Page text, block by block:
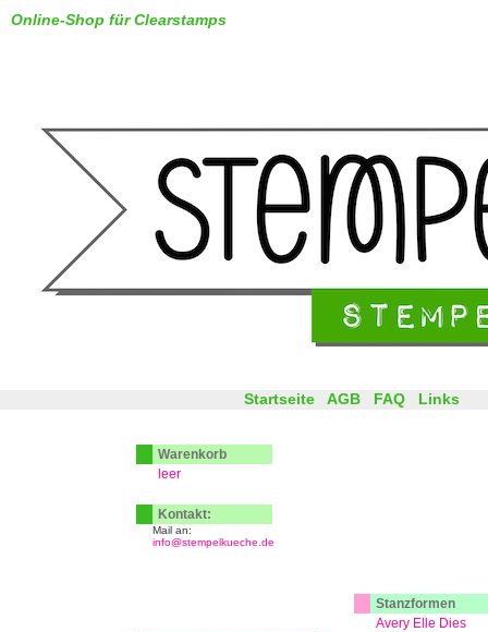
Online-Shop für Clearstamps
Stanzformen
Avery Elle Dies
Startseite AGB FAQ Links
Warenkorb
leer
Kontakt:
Mail an:
info@stempelkueche.de